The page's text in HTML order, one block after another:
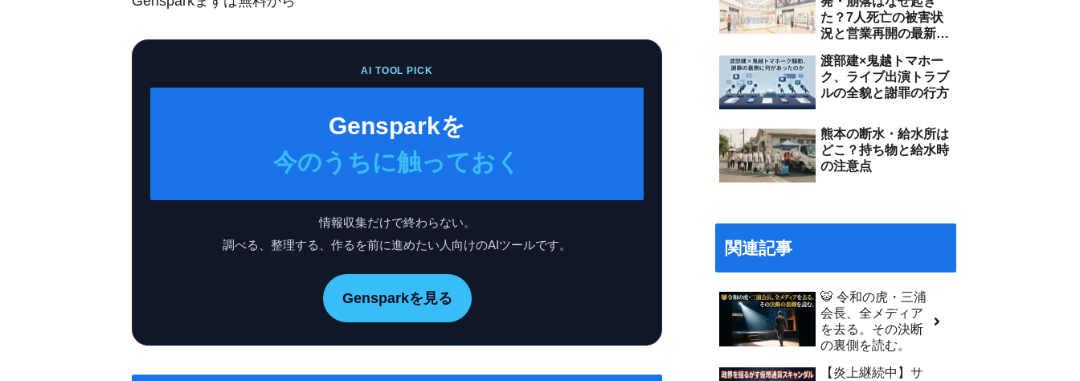
AI TOOL PICK
Gensparkを
今のうちに触っておく
情報収集だけで終わらない。
調べる、整理する、作るを前に進めたい人向けのAIツールです。
Gensparkを見る
た？7人死亡の被害状
況と営業再開の最新情
渡部建×鬼越トマホー
ク、ライブ出演トラブ
ルの全貌と謝罪の行方
熊本の断水・給水所は
どこ？持ち物と給水時
の注意点
関連記事
🐯 令和の虎・三浦
会長、全メディア
を去る。その決断
の裏側を読む。
【炎上継続中】サ